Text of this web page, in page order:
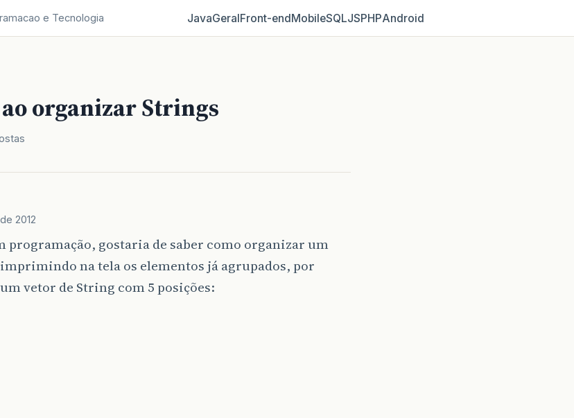
e Tecnologia JavaGeralFront‑endMobileSQLJSPHPAndroid
organizar Strings
2012
programação, gostaria de saber como organizar um
na tela os elementos já agrupados, por
vetor de String com 5 posições: